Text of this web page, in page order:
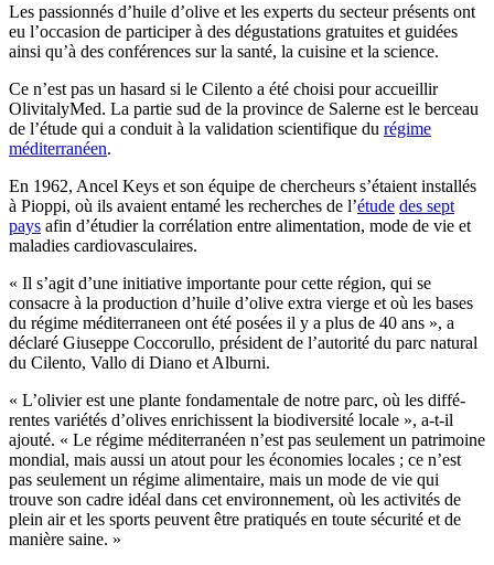
Les passionnés d’huile d’olive et les experts du secteur présents ont
eu l’occasion de participer à des dégustations gratuites et guidées
ainsi qu’à des conférences sur la santé, la cuisine et la science.
Ce n’est pas un hasard si le Cilento a été choisi pour accueillir
OlivitalyMed. La partie sud de la province de Salerne est le berceau
de l’étude qui a conduit à la validation scientifique du régime
méditerranéen.
En 1962, Ancel Keys et son équipe de chercheurs s’étaient installés
à Pioppi, où ils avaient entamé les recherches de l’étude des sept
pays afin d’étudier la corrélation entre alimentation, mode de vie et
maladies cardiovasculaires.
« Il s’agit d’une in­i­ti­a­tive im­por­tante pour cette région, qui se
consacre à la pro­du­ction d’huile d’olive extra vierge et où les ba­ses
du régime méditerra­ne­en ont été posées il y a plus de 40 ans », a
déclaré Giuseppe Coccorullo, pré­sident de l’autorité du parc nat­u­ral
du Cilento, Vallo di Diano et Alburni.
« L’olivier est une plante fon­da­me­n­tale de notre parc, où les diffé­
rentes varié­tés d’olives enrichissent la bio­di­ver­sité locale », a-t-il
ajouté. « Le régime méditerranéen n’est pas seulement un patrimoine
mondial, mais aussi un atout pour les économies locales ; ce n’est
pas seulement un régime alimentaire, mais un mode de vie qui
trouve son cadre idéal dans cet environnement, où les activités de
plein air et les sports peuvent être pratiqués en toute sécurité et de
manière saine. »